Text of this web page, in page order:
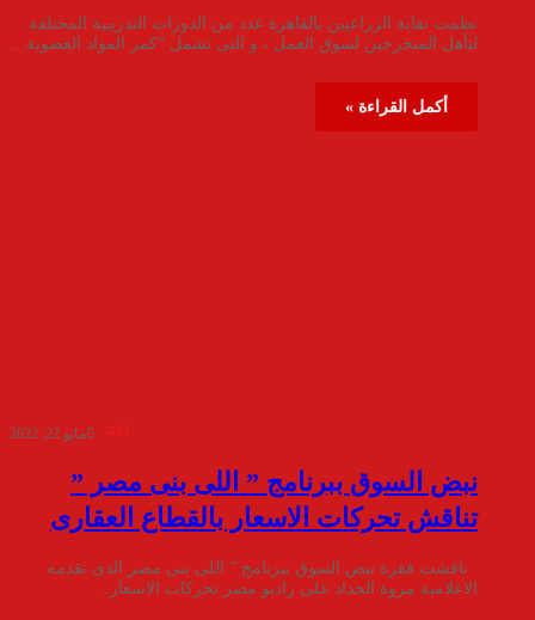
نظمت نقابة الزراعيين بالقاهرة عدد من الدورات التدريبية المختلفة
لتأهل المتخرجين لسوق العمل ، و التى تشمل “كمر المواد العضوية…
أكمل القراءة »
مايو 22, 2022 433
نبض السوق ببرنامج ” اللى بنى مصر ”
تناقش تحركات الاسعار بالقطاع العقارى
ناقشت فقرة نبض السوق ببرنامج ” اللى بنى مصر الذى تقدمه
الاعلامية مروة الحداد على راديو مصر تحركات الاسعار…